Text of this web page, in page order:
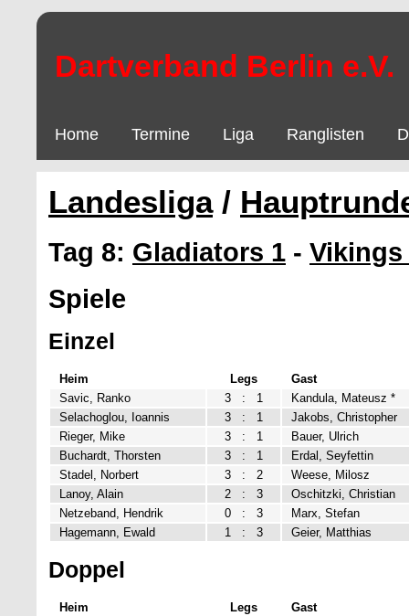
Dartverband Berlin e.V.
Home Termine Liga Ranglisten
Landesliga/
Tag 8: Gladiators 1 - Vikings
Spiele
Einzel
Heim Legs
Gast
Savic, Ranko
3 : 1
Kandula, Mateusz *
Selachoglou, Ioannis
3 : 1
Jakobs, Christopher
Rieger, Mike
3 : 1
Bauer, Ulrich
Buchardt, Thorsten
3 : 1
Erdal, Seyfettin
Stadel, Norbert
3 : 2
Weese, Milosz
Lanoy, Alain
2 : 3
Oschitzki, Christian
Netzeband, Hendrik
0 : 3
Marx, Stefan
Hagemann, Ewald
1 : 3 Geier, Matthias
Doppel
Heim Legs
Gast